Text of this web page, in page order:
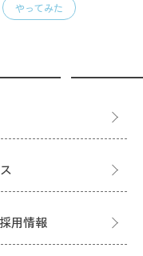
やってみた
用情報